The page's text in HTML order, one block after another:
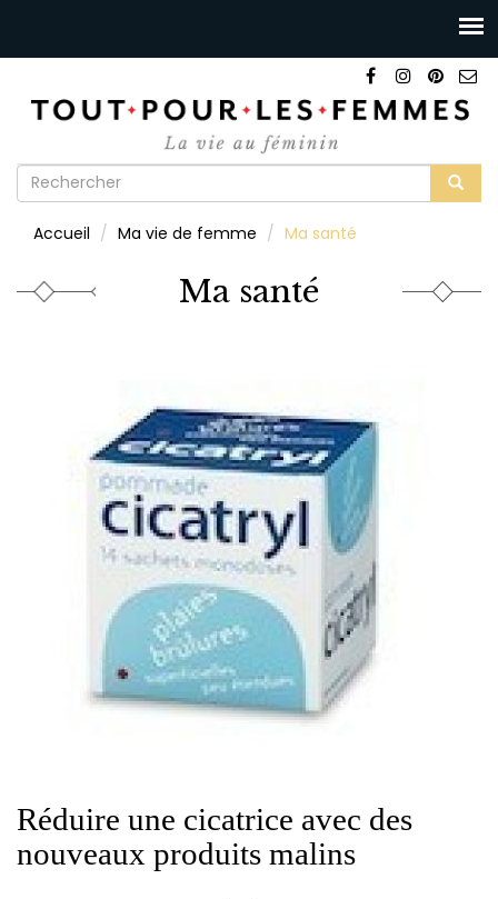
Formulaire
recherche
Accueil Ma vie de femme Ma santé
Ma santé
Réduire une cicatrice avec des
nouveaux produits malins